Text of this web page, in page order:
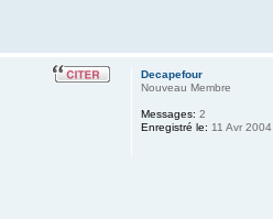
Decapefour
Nouveau Membre
Messages: 2
Enregistré le: 11 Avr 2004